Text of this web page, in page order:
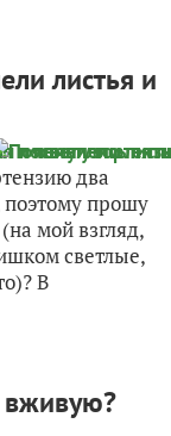
листья и
два
поэтому прошу
мой взгляд,
светлые,
В
вживую?